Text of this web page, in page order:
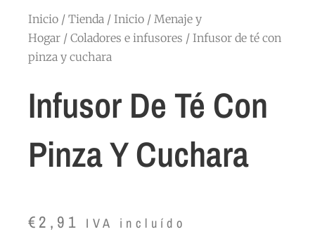
Inicio / Tienda / Inicio / Menaje y
Hogar / Coladores e infusores / Infusor de té con
pinza y cuchara
Infusor De Té Con
Pinza Y Cuchara
€2,91 IVA incluído